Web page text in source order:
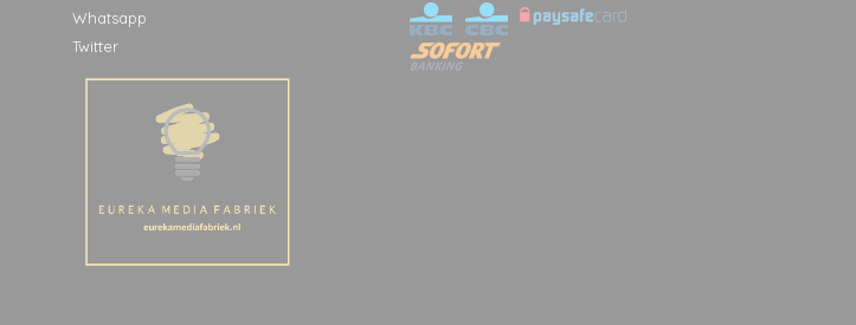
Whatsapp
Twitter